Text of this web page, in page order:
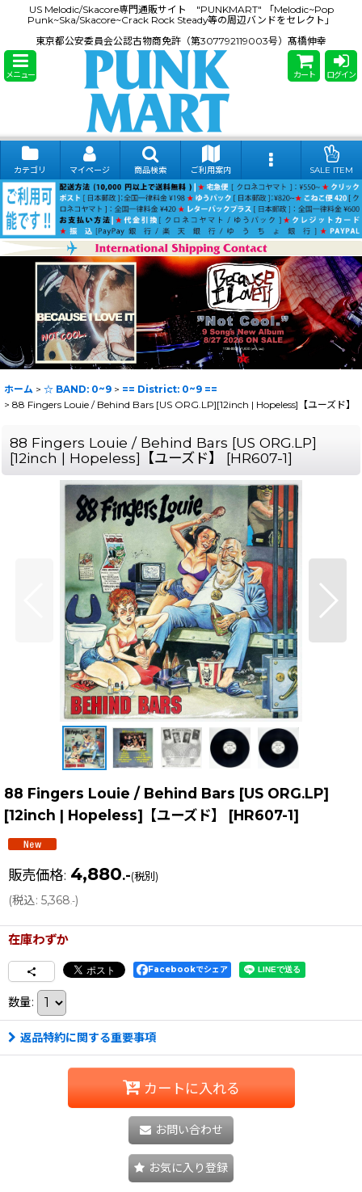
US Melodic/Skacore専門通販サイト "PUNKMART" 「Melodic~Pop
Punk~Ska/Skacore~Crack Rock Steady等の周辺バンドをセレクト」
東京都公安委員会公認古物商免許（第307792119003号）髙橋伸幸
メニュー カート ログイン
カテゴリ マイページ 商品検索 ご利用案内 SALE ITEM
ホーム > ☆ BAND: 0~9 > == District: 0~9 ==
> 88 Fingers Louie / Behind Bars [US ORG.LP][12inch | Hopeless]【ユーズド】
88 Fingers Louie / Behind Bars [US ORG.LP]
[12inch | Hopeless]【ユーズド】
[HR607-1]
88 Fingers Louie / Behind Bars [US ORG.LP]
[12inch | Hopeless]【ユーズド】
[HR607-1]
販売価格: 4,880.-(税別)
(税込: 5,368.-)
在庫わずか
Facebookでシェア
数量:
返品特約に関する重要事項
カートに入れる
お問い合わせ
お気に入り登録